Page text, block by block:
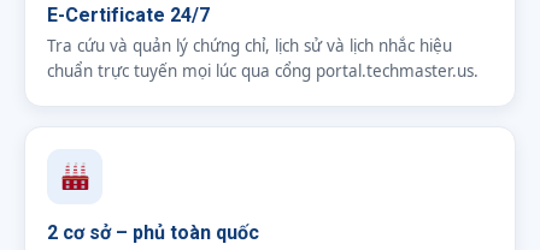
E-Certificate 24/7
Tra cứu và quản lý chứng chỉ, lịch sử và lịch nhắc hiệu
chuẩn trực tuyến mọi lúc qua cổng portal.techmaster.us.
2 cơ sở – phủ toàn quốc